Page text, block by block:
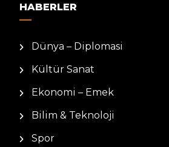
HABERLER
Dünya – Diplomasi
Kültür Sanat
Ekonomi – Emek
Bilim & Teknoloji
Spor